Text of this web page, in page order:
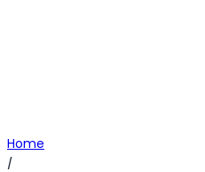
Home
/